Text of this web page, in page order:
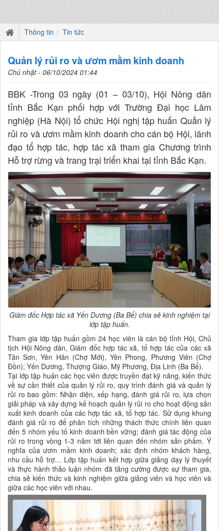
Thông tin Tin tức
Quản lý rủi ro và ươm mầm kinh doanh
Chủ nhật - 06/10/2024 01:44
BBK -Trong 03 ngày (01 – 03/10), Hội Nông dân
tỉnh Bắc Kạn phối hợp với Trường Đại học Lâm
nghiệp (Hà Nội) tổ chức Hội nghị tập huấn Quản lý
rủi ro và ươm mầm kinh doanh cho cán bộ Hội, lãnh
đạo tổ hợp tác, hợp tác xã tham gia Chương trình
Hỗ trợ rừng và trang trại triển khai tại tỉnh Bắc Kạn.
Giám đốc Hợp tác xã Yến Dương (Ba Bể) chia sẻ kinh nghiệm tại
lớp tập huấn.
Tham gia lớp tập huấn gồm 24 học viên là cán bộ tỉnh Hội, Chủ
tịch Hội Nông dân, Giám đốc hợp tác xã, tổ hợp tác của các xã
Tân Sơn, Yên Hân (Chợ Mới), Yên Phong, Phương Viên (Chợ
Đồn); Yến Dương, Thượng Giáo, Mỹ Phương, Địa Linh (Ba Bể).
Tại lớp tập huấn các học viên được truyền đạt kỹ năng, kiến thức
về sự cần thiết của quản lý rủi ro, quy trình đánh giá và quản lý
rủi ro bao gồm: Nhận diện, xếp hạng, đánh giá rủi ro, lựa chọn
giải pháp và xây dựng kế hoạch quản lý rủi ro cho hoạt động sản
xuất kinh doanh của các hợp tác xã, tổ hợp tác. Sử dụng khung
đánh giá rủi ro để phân tích những thách thức chính liên quan
đến 5 nhóm yếu tố kinh doanh bền vững; đánh giá tác động của
rủi ro trong vòng 1-3 năm tới liên quan đến nhóm sản phẩm. Ý
nghĩa của ươm mầm kinh doanh; xác định nhóm khách hàng,
nhu cầu hỗ trợ… Lớp tập huấn kết hợp giữa giảng dạy lý thuyết
và thực hành thảo luận nhóm đã tăng cường được sự tham gia,
chia sẻ kiến thức và kinh nghiệm giữa giảng viên và học viên và
giữa các học viên với nhau.